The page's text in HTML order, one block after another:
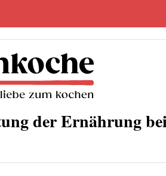
der Ernährung